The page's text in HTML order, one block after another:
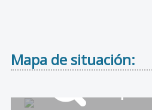
Mapa de situación: